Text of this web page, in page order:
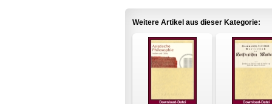
Weitere Artikel aus dieser Kategorie: